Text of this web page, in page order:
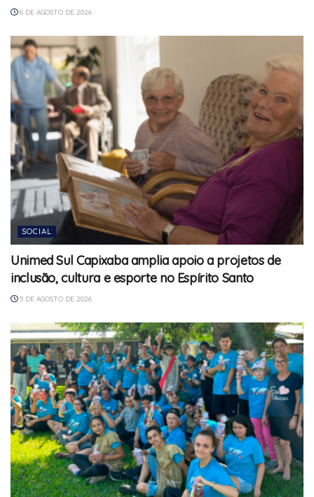
6 DE AGOSTO DE 2026
SOCIAL
Unimed Sul Capixaba amplia apoio a projetos de
inclusão, cultura e esporte no Espírito Santo
5 DE AGOSTO DE 2026